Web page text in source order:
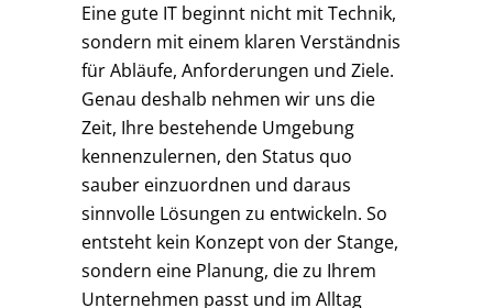
Eine gute IT beginnt nicht mit Technik,
sondern mit einem klaren Verständnis
für Abläufe, Anforderungen und Ziele.
Genau deshalb nehmen wir uns die
Zeit, Ihre bestehende Umgebung
kennenzulernen, den Status quo
sauber einzuordnen und daraus
sinnvolle Lösungen zu entwickeln. So
entsteht kein Konzept von der Stange,
sondern eine Planung, die zu Ihrem
Unternehmen passt und im Alltag